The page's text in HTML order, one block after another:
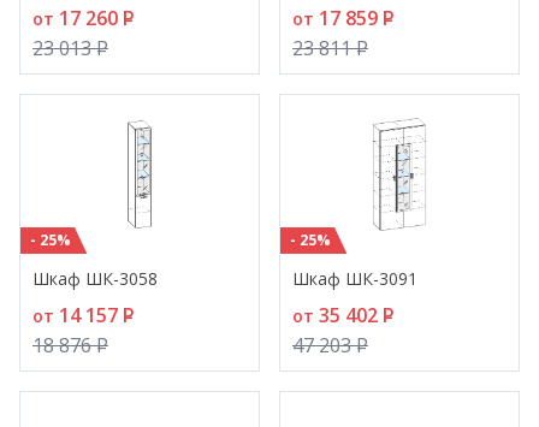
от 17 260 P
23 013P
от 17 859 P
23 811P
- 25%
Шкаф ШК-3058
от 14 157 P
18 876P
- 25%
Шкаф ШК-3091
от 35 402 P
47 203P